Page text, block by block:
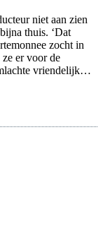
niet aan zien
thuis. ‘Dat
zocht in
ze er voor de
vriendelijk…